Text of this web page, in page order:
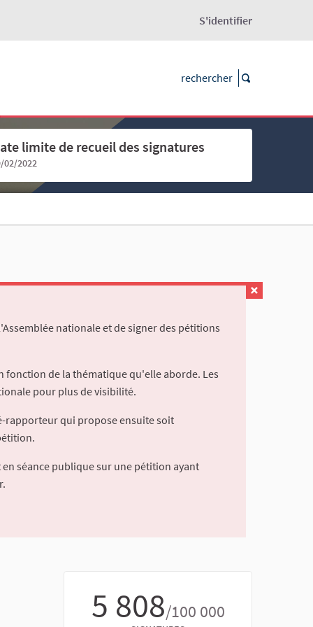
S'identifier
limite de recueil des signatures
02/2022
nationale et de signer des pétitions
fonction de la thématique qu'elle aborde. Les
pour plus de visibilité.
rapporteur qui propose ensuite soit
séance publique sur une pétition ayant
5 808/100 000